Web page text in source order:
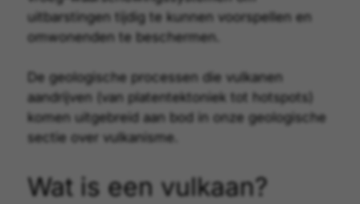
uitbarstingen tijdig te kunnen voorspellen en
omwonenden te beschermen.
De geologische processen die vulkanen
aandrijven (van platentektoniek tot hotspots)
komen uitgebreid aan bod in onze geologische
sectie over vulkanisme
Wat is een vulkaan?